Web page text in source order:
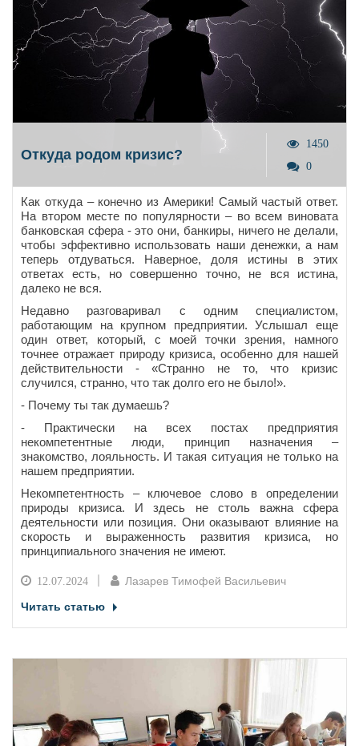
Откуда родом кризис?
1450
0
Как откуда – конечно из Америки! Самый частый ответ.
На втором месте по популярности – во всем виновата
банковская сфера - это они, банкиры, ничего не делали,
чтобы эффективно использовать наши денежки, а нам
теперь отдуваться. Наверное, доля истины в этих
ответах есть, но совершенно точно, не вся истина,
далеко не вся.
Недавно разговаривал с одним специалистом,
работающим на крупном предприятии. Услышал еще
один ответ, который, с моей точки зрения, намного
точнее отражает природу кризиса, особенно для нашей
действительности - «Странно не то, что кризис
случился, странно, что так долго его не было!».
- Почему ты так думаешь?
- Практически на всех постах предприятия
некомпетентные люди, принцип назначения –
знакомство, лояльность. И такая ситуация не только на
нашем предприятии.
Некомпетентность – ключевое слово в определении
природы кризиса. И здесь не столь важна сфера
деятельности или позиция. Они оказывают влияние на
скорость и выраженность развития кризиса, но
принципиального значения не имеют.
12.07.2024
Лазарев Тимофей Васильевич
Читать статью